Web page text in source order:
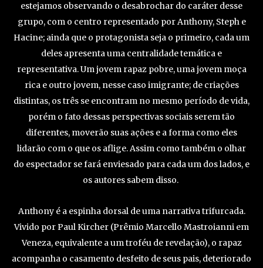
estejamos observando o desabrochar do caráter desse
grupo, com o centro representado por Anthony, Steph e
Hacine; ainda que o protagonista seja o primeiro, cada um
deles apresenta uma centralidade temática e
representativa. Um jovem rapaz pobre, uma jovem moça
rica e outro jovem, nesse caso imigrante; de criações
distintas, os três se encontram no mesmo período de vida,
porém o fato dessas perspectivas sociais serem tão
diferentes, moverão suas ações e a forma como eles
lidarão com o que os aflige. Assim como também o olhar
do espectador se fará enviesado para cada um dos lados, e
os autores sabem disso.
Anthony é a espinha dorsal de uma narrativa trifurcada.
Vivido por Paul Kircher (Prêmio Marcello Mastroianni em
Veneza, equivalente a um troféu de revelação), o rapaz
acompanha o casamento desfeito de seus pais, deteriorado